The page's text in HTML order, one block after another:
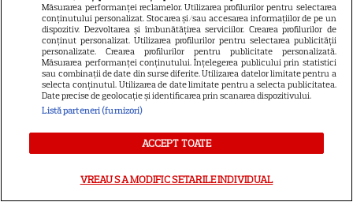
Politica de confidenţialitate
Sitemap
Măsurarea performanței reclamelor. Utilizarea profilurilor pentru selectarea
conținutului personalizat. Stocarea și/sau accesarea informațiilor de pe un
dispozitiv. Dezvoltarea și îmbunătățirea serviciilor. Crearea profilurilor de
conținut personalizat. Utilizarea profilurilor pentru selectarea publicității
personalizate. Crearea profilurilor pentru publicitate personalizată.
Măsurarea performanței conținutului. Înțelegerea publicului prin statistici
sau combinații de date din surse diferite. Utilizarea datelor limitate pentru a
selecta conținutul. Utilizarea de date limitate pentru a selecta publicitatea.
Date precise de geolocație și identificarea prin scanarea dispozitivului.
Listă parteneri (furnizori)
ACCEPT TOATE
VREAU SA MODIFIC SETARILE INDIVIDUAL